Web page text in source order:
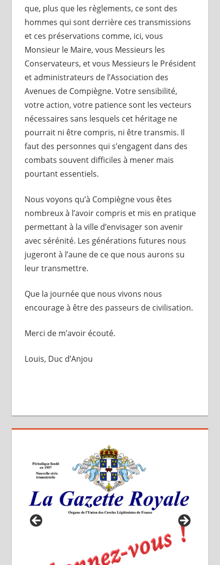
que, plus que les règlements, ce sont des
hommes qui sont derrière ces transmissions
et ces préservations comme, ici, vous
Monsieur le Maire, vous Messieurs les
Conservateurs, et vous Messieurs le Président
et administrateurs de l’Association des
Avenues de Compiègne. Votre sensibilité,
votre action, votre patience sont les vecteurs
nécessaires sans lesquels cet héritage ne
pourrait ni être compris, ni être transmis. Il
faut des personnes qui s’engagent dans des
combats souvent difficiles à mener mais
pourtant essentiels.
Nous voyons qu’à Compiègne vous êtes
nombreux à l’avoir compris et mis en pratique
permettant à la ville d’envisager son avenir
avec sérénité. Les générations futures nous
jugeront à l’aune de ce que nous aurons su
leur transmettre.
Que la journée que nous vivons nous
encourage à être des passeurs de civilisation.
Merci de m’avoir écouté.
Louis, Duc d’Anjou